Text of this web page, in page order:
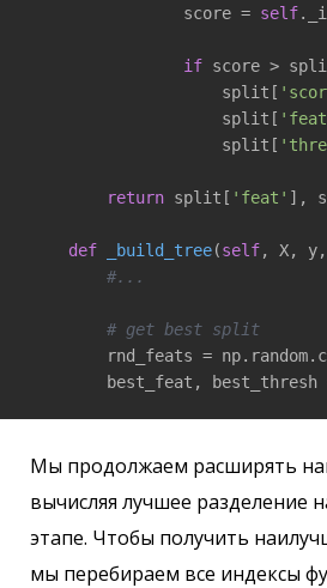
                score =
self
if score >
                    split[
                    split[
                    split[
return split[ 'feat' ],
def _build_tree(self, X, y,
#...
# get best split
rnd_feats =
best_feat, best_thresh
Мы продолжаем расширять
вычисляя лучшее разделение
этапе. Чтобы получить
мы перебираем все индексы